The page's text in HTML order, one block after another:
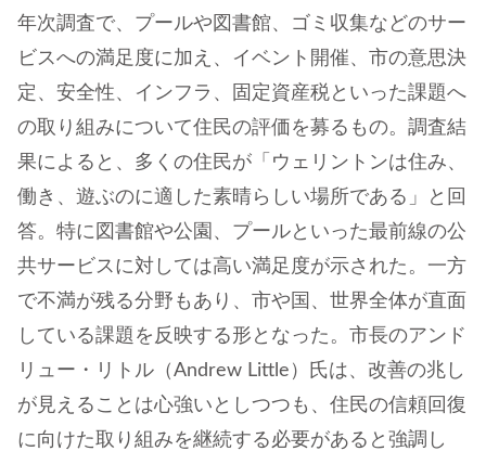
年次調査で、プールや図書館、ゴミ収集などのサー
ビスへの満足度に加え、イベント開催、市の意思決
定、安全性、インフラ、固定資産税といった課題へ
の取り組みについて住民の評価を募るもの。調査結
果によると、多くの住民が「ウェリントンは住み、
働き、遊ぶのに適した素晴らしい場所である」と回
答。特に図書館や公園、プールといった最前線の公
共サービスに対しては高い満足度が示された。一方
で不満が残る分野もあり、市や国、世界全体が直面
している課題を反映する形となった。市長のアンド
リュー・リトル（Andrew Little）氏は、改善の兆し
が見えることは心強いとしつつも、住民の信頼回復
に向けた取り組みを継続する必要があると強調し